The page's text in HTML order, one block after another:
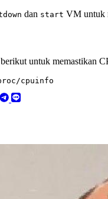
dan start VM untuk
untuk memastikan
cpuinfo